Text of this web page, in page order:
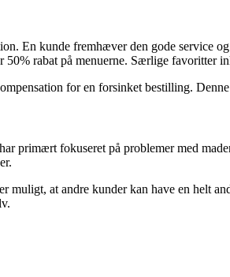
En kunde fremhæver den gode service
rabat på menuerne. Særlige favoritter
for en forsinket bestilling.
primært fokuseret på problemer med
at andre kunder kan have en helt